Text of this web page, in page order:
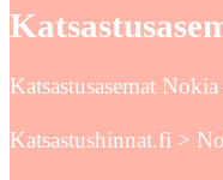
Katsastusasemat
Katsastushinnat.fi >